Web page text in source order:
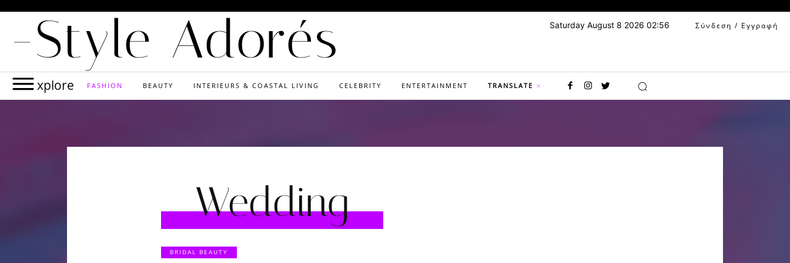
Saturday August 8 2026 02:56 Σύνδεση / Εγγραφή
-Style Adorés
xplore FASHION BEAUTY INTERIEURS & COASTAL LIVING CELEBRITY ENTERTAINMENT TRANSLATE
Wedding
BRIDAL BEAUTY